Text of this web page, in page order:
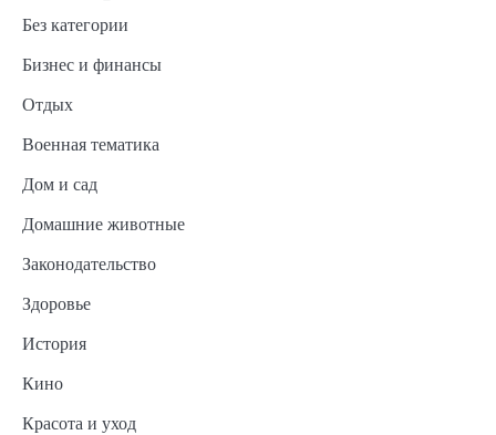
Без категории
Бизнес и финансы
Отдых
Военная тематика
Дом и сад
Домашние животные
Законодательство
Здоровье
История
Кино
Красота и уход